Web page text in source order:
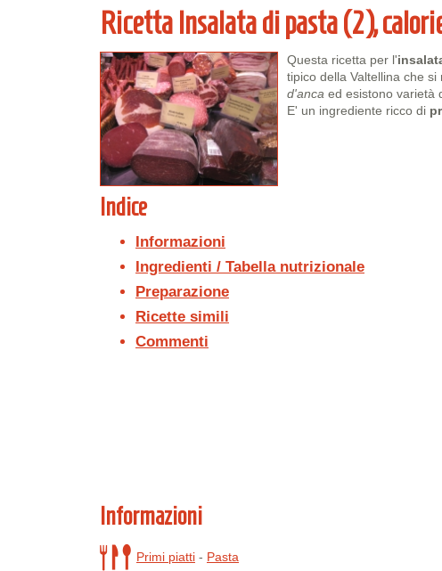
Ricetta Insalata di pasta (2),
Questa ricetta per l'
tipico della Valtellina che
d'anca ed esistono varietà
E' un ingrediente ricco di
Indice
Informazioni
Ingredienti / Tabella nutrizionale
Preparazione
Ricette simili
Commenti
Informazioni
Primi piatti - Pasta